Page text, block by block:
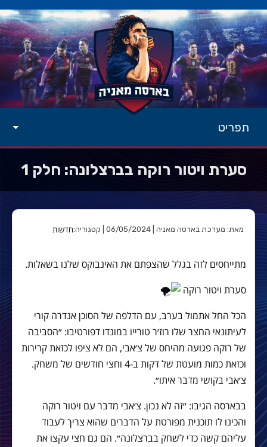
תפריט
סערת ויטור רוקה בברצלונה: חלק 1
מאת: מערכת בארסה מאניה | 06/05/2024 | קטגוריה: חדשות
מתייחסים לזה בגלל שהצפתם את האינבוקס שלנו בשאלות.
סערת ויטור רוקה
הכל החל אתמול בערב, עם הדלפה של הסוכן אנדרה קורי
לעיתונאי החצר שלו רוז׳ר טורייו במונדו דפורטיבו: ״הסביבה
של רוקה פגועה מהיחס של צ׳אבי, הם לא ציפו לכזאת קרירות
וכזאת כמות מועטת של דקות ב-4 וחצי חודשים של משחק.
צ׳אבי בקושי מדבר איתו״.
בבארסה הגיבו: ״זה לא נכון. צ׳אבי מדבר עם ויטור רוקה
והכינו לו תוכנית מפורטת על הדברים שהוא צריך לעבוד
עליהם קשה כדי לשחק בברצלונה״. הם גם חצי עקצו את